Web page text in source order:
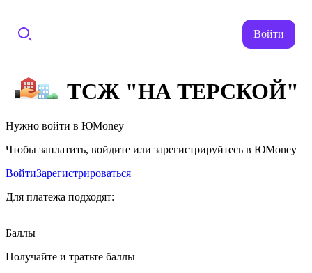
Войти
ТСЖ "НА ТЕРСКОЙ"
Нужно войти в ЮMoney
Чтобы заплатить, войдите или зарегистрируйтесь в ЮMoney
ВойтиЗарегистрироваться
Для платежа подходят:
Баллы
Получайте и тратьте баллы